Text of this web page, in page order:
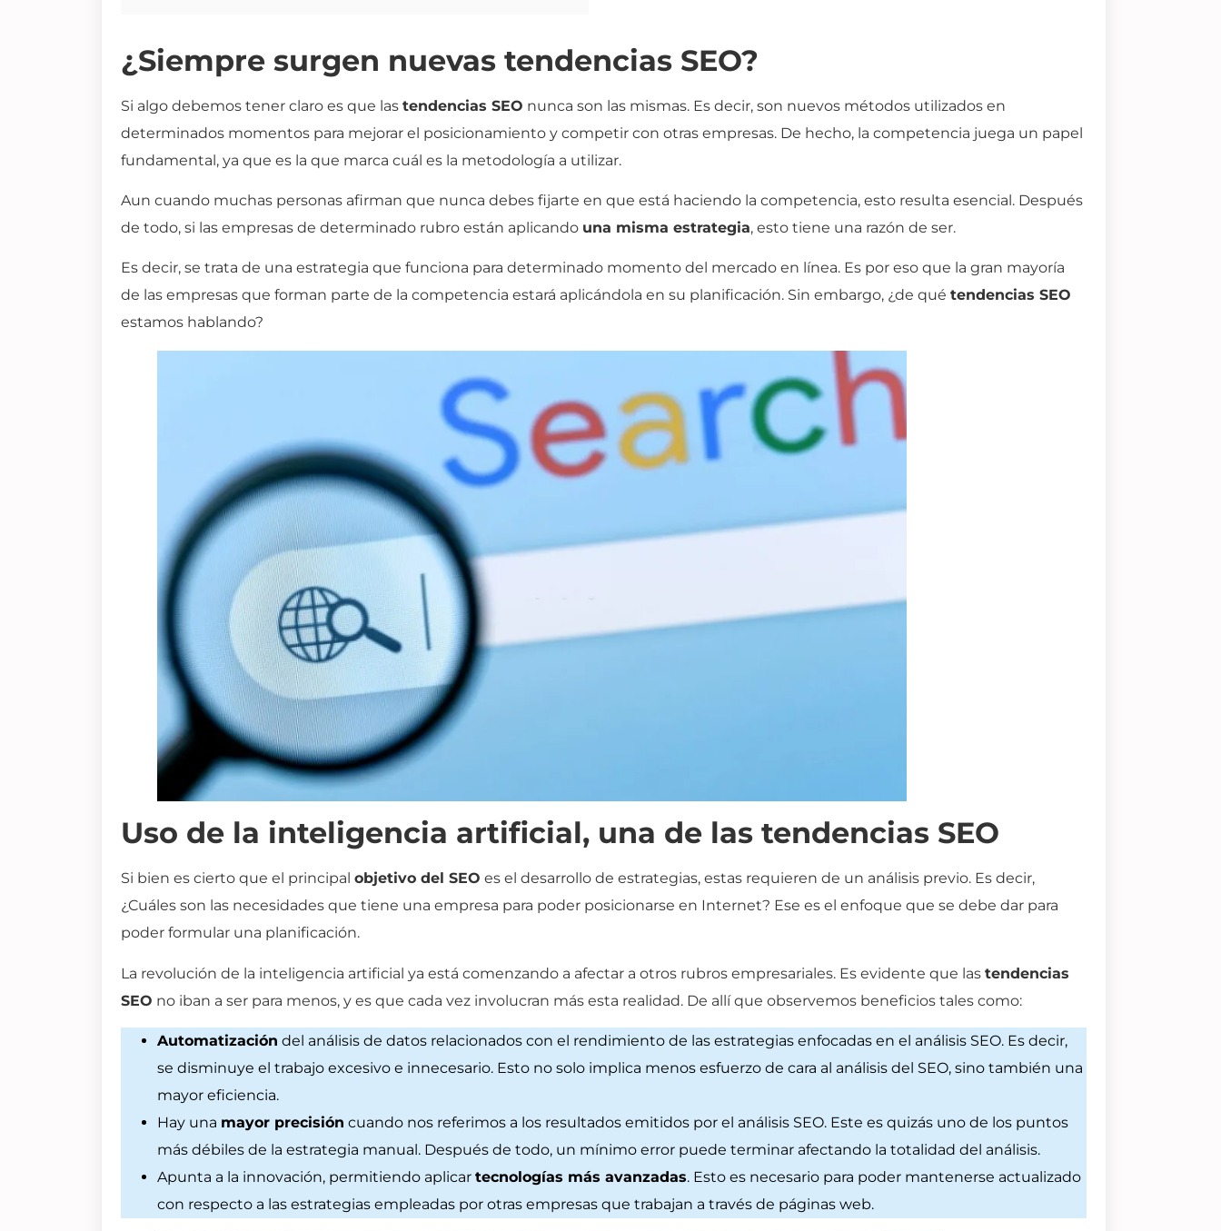
¿Siempre surgen nuevas tendencias SEO?
Si algo debemos tener claro es que las tendencias SEO nunca son las mismas. Es decir, son nuevos métodos utilizados en
determinados momentos para mejorar el posicionamiento y competir con otras empresas. De hecho, la competencia juega un papel
fundamental, ya que es la que marca cuál es la metodología a utilizar.
Aun cuando muchas personas afirman que nunca debes fijarte en que está haciendo la competencia, esto resulta esencial. Después
de todo, si las empresas de determinado rubro están aplicando una misma estrategia, esto tiene una razón de ser.
Es decir, se trata de una estrategia que funciona para determinado momento del mercado en línea. Es por eso que la gran mayoría
de las empresas que forman parte de la competencia estará aplicándola en su planificación. Sin embargo, ¿de qué tendencias SEO
estamos hablando?
Uso de la inteligencia artificial, una de las tendencias SEO
Si bien es cierto que el principal objetivo del SEO es el desarrollo de estrategias, estas requieren de un análisis previo. Es decir,
¿Cuáles son las necesidades que tiene una empresa para poder posicionarse en Internet? Ese es el enfoque que se debe dar para
poder formular una planificación.
La revolución de la inteligencia artificial ya está comenzando a afectar a otros rubros empresariales. Es evidente que las tendencias
SEO no iban a ser para menos, y es que cada vez involucran más esta realidad. De allí que observemos beneficios tales como:
Automatización del análisis de datos relacionados con el rendimiento de las estrategias enfocadas en el análisis SEO. Es decir,
se disminuye el trabajo excesivo e innecesario. Esto no solo implica menos esfuerzo de cara al análisis del SEO, sino también una
mayor eficiencia.
Hay una mayor precisión cuando nos referimos a los resultados emitidos por el análisis SEO. Este es quizás uno de los puntos
más débiles de la estrategia manual. Después de todo, un mínimo error puede terminar afectando la totalidad del análisis.
Apunta a la innovación, permitiendo aplicar tecnologías más avanzadas. Esto es necesario para poder mantenerse actualizado
con respecto a las estrategias empleadas por otras empresas que trabajan a través de páginas web.